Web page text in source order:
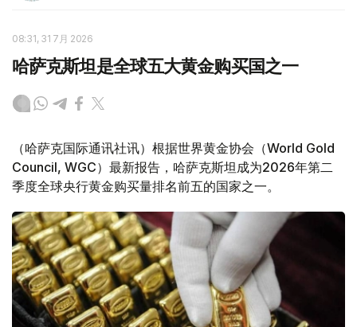
08:31, 31 7月 2026
哈萨克斯坦是全球五大黄金购买国之一
（哈萨克国际通讯社讯）根据世界黄金协会（World Gold
Council, WGC）最新报告，哈萨克斯坦成为2026年第二
季度全球央行黄金购买量排名前五的国家之一。